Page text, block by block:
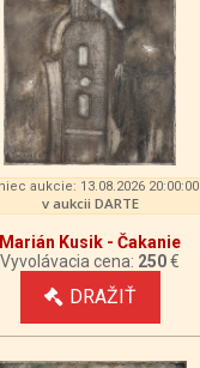
aukcie: 13.08.2026 20:00:00
v aukcii DARTE
Marián Kusik - Čakanie
Vyvolávacia cena: 250€
DRAŽIŤ